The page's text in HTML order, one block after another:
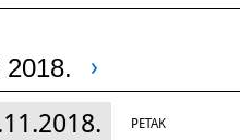
2018.
PETAK